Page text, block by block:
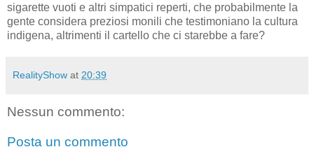
sigarette vuoti e altri simpatici reperti, che probabilmente la
gente considera preziosi monili che testimoniano la cultura
indigena, altrimenti il cartello che ci starebbe a fare?
RealityShow at 20:39
Nessun commento:
Posta un commento